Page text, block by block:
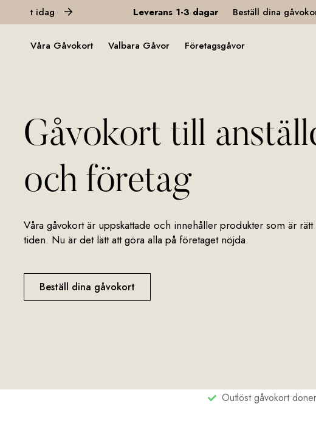
Leverans 1-3 dagar Beställ dina gåvokort idag
Våra Gåvokort Valbara Gåvor Företagsgåvor
Gåvokort till
och företag
Våra gåvokort är uppskattade och innehåller produkter som är rätt
tiden. Nu är det lätt att göra alla på företaget nöjda.
Beställ dina gåvokort
Outlöst gåvokort